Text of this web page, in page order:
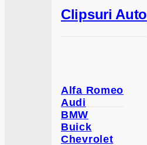
Clipsuri Auto
Alfa Romeo
Audi
BMW
Buick
Chevrolet